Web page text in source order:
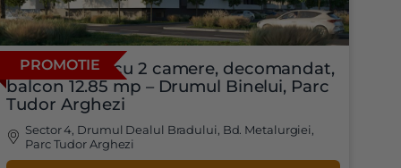
PROMOTIE
Apartament cu 2 camere, decomandat,
balcon 12.85 mp – Drumul Binelui, Parc
Tudor Arghezi
Sector 4, Drumul Dealul Bradului, Bd. Metalurgiei,
Parc Tudor Arghezi